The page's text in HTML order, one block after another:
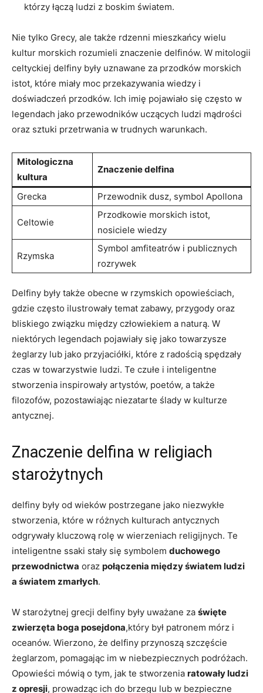
którzy łączą ludzi z boskim światem.
Nie tylko Grecy, ale także rdzenni mieszkańcy wielu
kultur morskich rozumieli znaczenie delfinów. W mitologii
celtyckiej delfiny były uznawane za przodków morskich
istot, które miały moc przekazywania wiedzy i
doświadczeń przodków. Ich imię pojawiało się często w
legendach jako przewodników uczących ludzi mądrości
oraz sztuki przetrwania w trudnych warunkach.
Mitologiczna
kultura
Znaczenie delfina
Grecka Przewodnik dusz, symbol Apollona
Celtowie
Przodkowie morskich istot,
nosiciele wiedzy
Rzymska
Symbol amfiteatrów i publicznych
rozrywek
Delfiny były także obecne w rzymskich opowieściach,
gdzie często ilustrowały temat zabawy, przygody oraz
bliskiego związku między człowiekiem a naturą. W
niektórych legendach pojawiały się jako towarzysze
żeglarzy lub jako przyjaciółki, które z radością spędzały
czas w towarzystwie ludzi. Te czułe i inteligentne
stworzenia inspirowały artystów, poetów, a także
filozofów, pozostawiając niezatarte ślady w kulturze
antycznej.
Znaczenie delfina w religiach
starożytnych
delfiny były od wieków postrzegane jako niezwykłe
stworzenia, które w różnych kulturach antycznych
odgrywały kluczową rolę w wierzeniach religijnych. Te
inteligentne ssaki stały się symbolem duchowego
przewodnictwa oraz połączenia między światem ludzi
a światem zmarłych.
W starożytnej grecji delfiny były uważane za święte
zwierzęta boga posejdona,który był patronem mórz i
oceanów. Wierzono, że delfiny przynoszą szczęście
żeglarzom, pomagając im w niebezpiecznych podróżach.
Opowieści mówią o tym, jak te stworzenia ratowały ludzi
z opresji, prowadząc ich do brzegu lub w bezpieczne